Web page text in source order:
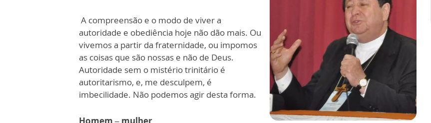
A compreensão e o modo de viver a
autoridade e obediência hoje não dão mais. Ou
vivemos a partir da fraternidade, ou impomos
as coisas que são nossas e não de Deus.
Autoridade sem o mistério trinitário é
autoritarismo, e, me desculpem, é
imbecilidade. Não podemos agir desta forma.